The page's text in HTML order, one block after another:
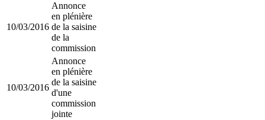
10/03/2016
Annonce
en plénière
de la saisine
de la
commission
10/03/2016
Annonce
en plénière
de la saisine
d'une
commission
jointe